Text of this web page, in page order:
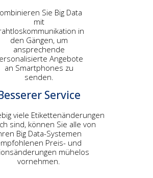
Sie Big Data
mit
in
den Gängen, um
ansprechende
Angebote
an Smartphones zu
senden.
Service
viele Etikettenänderungen
sind, können Sie alle von
Big Data-Systemen
Preis- und
mühelos
vornehmen.